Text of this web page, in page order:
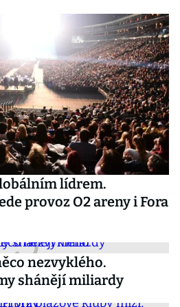
lídrem.
provoz O2 areny i Fora
nezvyklého.
shánějí miliardy